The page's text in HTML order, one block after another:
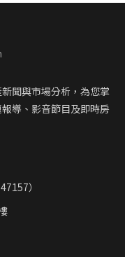
聞與市場分析，為您掌
導、影音節目及即時房
）